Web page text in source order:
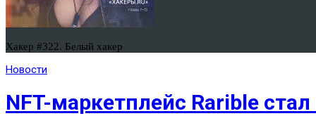
Хакер #322. Белый хакер
Новости
NFT-маркетплейс Rarible